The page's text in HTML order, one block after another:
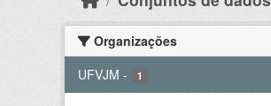
Organizações
UFVJM - 1